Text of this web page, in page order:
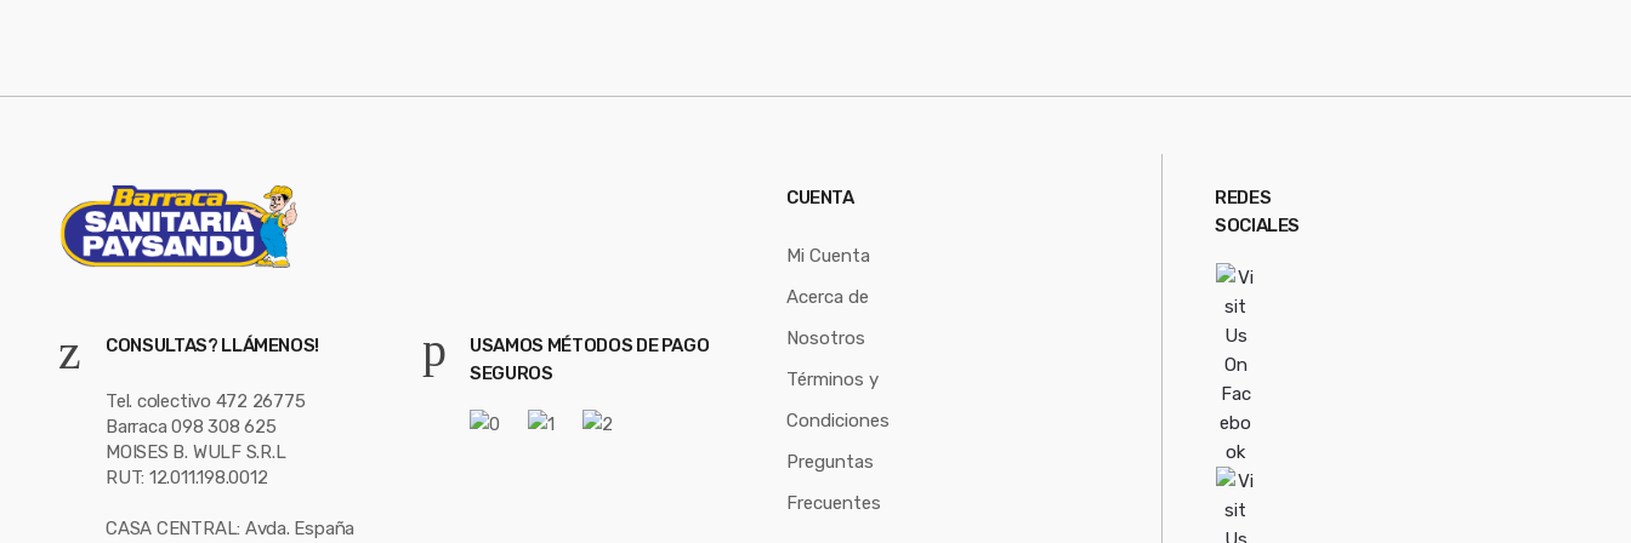
CONSULTAS? LLÁMENOS!
Tel. colectivo 472 26775
Barraca 098 308 625
MOISES B. WULF S.R.L
RUT: 12.011.198.0012
CASA CENTRAL: Avda. España
USAMOS MÉTODOS DE PAGO
SEGUROS
CUENTA
Mi Cuenta
Acerca de
Nosotros
Términos y
Condiciones
Preguntas
Frecuentes
REDES
SOCIALES